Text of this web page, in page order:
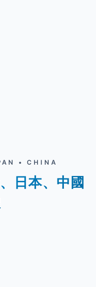
• CHINA
日本、中國